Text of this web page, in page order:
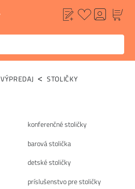
konferenčné stoličky
barová stolička
detské stoličky
príslušenstvo pre stoličky
VÝPREDAJ STOLIČKY